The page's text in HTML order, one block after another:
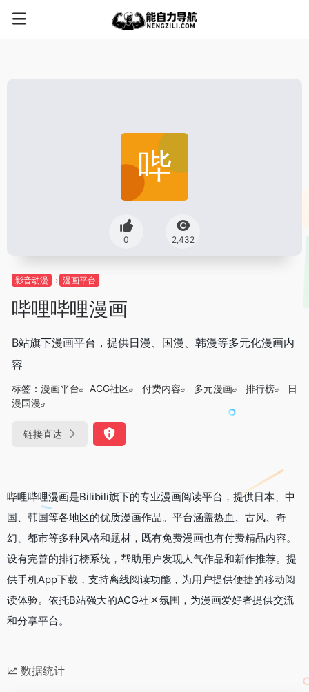
0 2,432
影音动漫 漫画平台
哔哩哔哩漫画
B站旗下漫画平台，提供日漫、国漫、韩漫等多元化漫画内
容
标签： 漫画平台 ACG社区 付费内容 多元漫画 排行榜
日
漫国漫
链接直达
哔哩哔哩漫画是Bilibili旗下的专业漫画阅读平台，提供日本、中
国、韩国等各地区的优质漫画作品。平台涵盖热血、古风、奇
幻、都市等多种风格和题材，既有免费漫画也有付费精品内容。
设有完善的排行榜系统，帮助用户发现人气作品和新作推荐。提
供手机App下载，支持离线阅读功能，为用户提供便捷的移动阅
读体验。依托B站强大的ACG社区氛围，为漫画爱好者提供交流
和分享平台。
数据统计